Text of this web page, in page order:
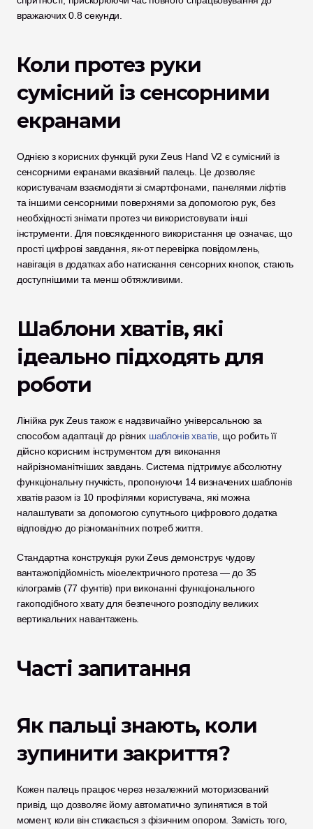
вражаючих 0.8 секунди.
Коли протез руки
сумісний із сенсорними
екранами
Однією з корисних функцій руки Zeus Hand V2 є сумісний із
сенсорними екранами вказівний палець. Це дозволяє
користувачам взаємодіяти зі смартфонами, панелями ліфтів
та іншими сенсорними поверхнями за допомогою рук, без
необхідності знімати протез чи використовувати інші
інструменти. Для повсякденного використання це означає, що
прості цифрові завдання, як-от перевірка повідомлень,
навігація в додатках або натискання сенсорних кнопок, стають
доступнішими та менш обтяжливими.
Шаблони хватів, які
ідеально підходять для
роботи
Лінійка рук Zeus також є надзвичайно універсальною за
способом адаптації до різних шаблонів хватів, що робить її
дійсно корисним інструментом для виконання
найрізноманітніших завдань. Система підтримує абсолютну
функціональну гнучкість, пропонуючи 14 визначених шаблонів
хватів разом із 10 профілями користувача, які можна
налаштувати за допомогою супутнього цифрового додатка
відповідно до різноманітних потреб життя.
Стандартна конструкція руки Zeus демонструє чудову
вантажопідйомність міоелектричного протеза — до 35
кілограмів (77 фунтів) при виконанні функціонального
гакоподібного хвату для безпечного розподілу великих
вертикальних навантажень.
Часті запитання
Як пальці знають, коли
зупинити закриття?
Кожен палець працює через незалежний моторизований
привід, що дозволяє йому автоматично зупинятися в той
момент, коли він стикається з фізичним опором. Замість того,